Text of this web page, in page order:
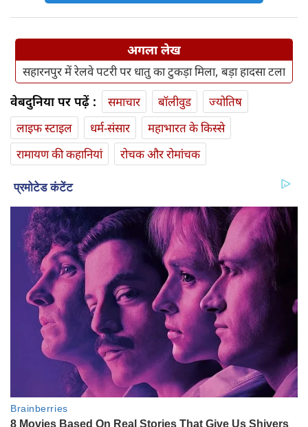
अगला लेख
सहारनपुर में रेलवे पटरी पर धातु का टुकड़ा मिला, बड़ा हादसा टला
वेबदुनिया पर पढ़ें : समाचार बॉलीवुड
ज्योतिष
लाइफ स्‍टाइल
धर्म-संसार
महाभारत के किस्से
रामायण की कहानियां
रोचक और रोमांचक